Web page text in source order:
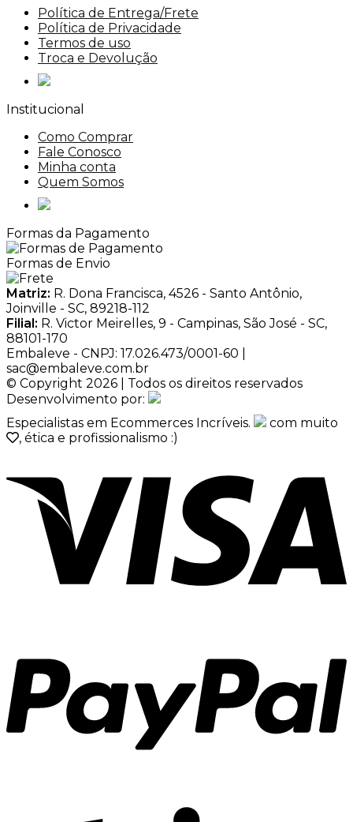
Política de Entrega/Frete
Política de Privacidade
Termos de uso
Troca e Devolução
Institucional
Como Comprar
Fale Conosco
Minha conta
Quem Somos
Formas da Pagamento
Formas de Envio
Matriz: R. Dona Francisca, 4526 - Santo Antônio,
Joinville - SC, 89218-112
Filial: R. Victor Meirelles, 9 - Campinas, São José - SC,
88101-170
Embaleve - CNPJ: 17.026.473/0001-60 |
sac@embaleve.com.br
© Copyright 2026 | Todos os direitos reservados
Desenvolvimento por:
Especialistas em Ecommerces Incríveis.
com muito
, ética e profissionalismo :)